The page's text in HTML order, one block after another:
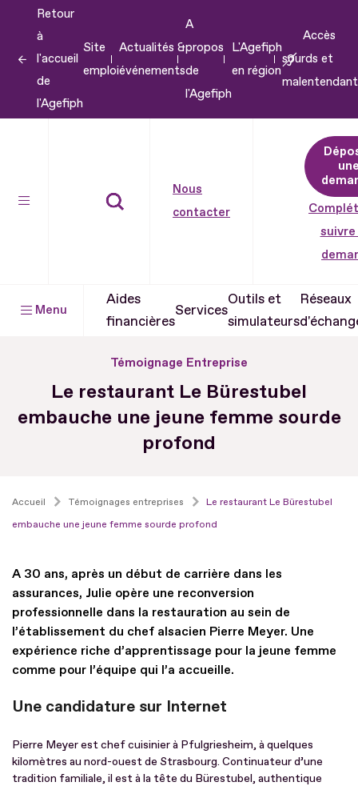
contenu
Retour
à
l'accueil
de
l'Agefiph
Site
emploi
Actualités &
événements
A
propos
de
l'Agefiph
L'Agefiph
en région
Accès
sourds et
Nous
contacter
suivre
Menu
Aides
financières
Services
Outils et
simulateurs
Réseaux
Témoignage Entreprise
Le restaurant Le Bürestubel
embauche une jeune femme sourde
profond
Accueil Témoignages entreprises
Le restaurant Le Bürestubel
embauche une jeune femme sourde profond
A 30 ans, après un début de carrière dans les
assurances, Julie opère une reconversion
professionnelle dans la restauration au sein de
l’établissement du chef alsacien Pierre Meyer. Une
expérience riche d’apprentissage pour la jeune femme
comme pour l’équipe qui l’a accueille.
Une candidature sur Internet
Pierre Meyer est chef cuisinier à Pfulgriesheim, à quelques
kilomètres au nord-ouest de Strasbourg. Continuateur d’une
tradition familiale, il est à la tête du Bürestubel, authentique